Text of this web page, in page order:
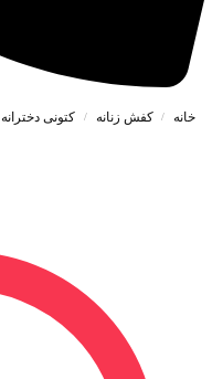
خانه / کفش زنانه / کتونی دخترانه